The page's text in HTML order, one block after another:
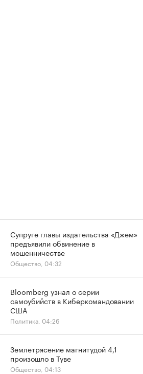
Супруге главы издательства «Джем»
предъявили обвинение в
мошенничестве
Общество, 04:32
Bloomberg узнал о серии
самоубийств в Киберкомандовании
США
Политика, 04:26
Землетрясение магнитудой 4,1
произошло в Туве
Общество, 04:13